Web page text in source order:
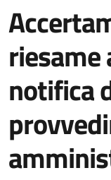
riesame
notifica